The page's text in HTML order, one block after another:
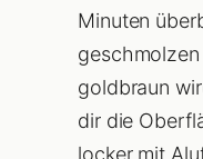
Minuten
goldbraun
dir die
locker mit